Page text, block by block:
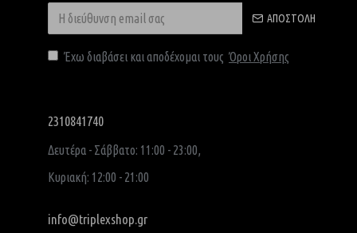
ΑΠΟΣΤΟΛΉ
Έχω διαβάσει και αποδέχομαι τους Όροι Χρήσης
2310841740
Δευτέρα - Σάββατο: 11:00 - 23:00,
Κυριακή: 12:00 - 21:00
info@triplexshop.gr